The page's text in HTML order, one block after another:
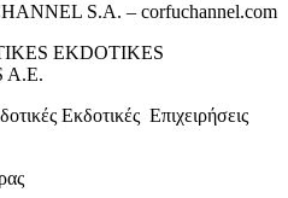
S.A. – corfuchannel.com
EKDOTIKES
A.E.
Εκδοτικές Επιχειρήσεις